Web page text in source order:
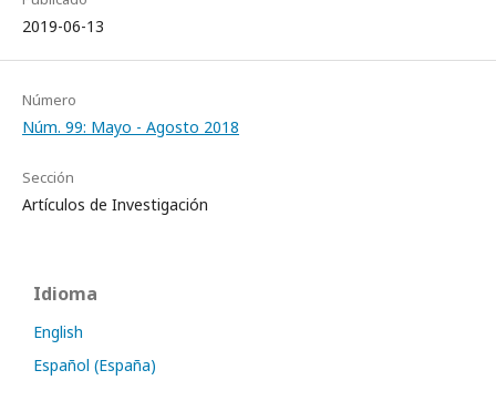
2019-06-13
Número
Núm. 99: Mayo - Agosto 2018
Sección
Artículos de Investigación
Idioma
English
Español (España)